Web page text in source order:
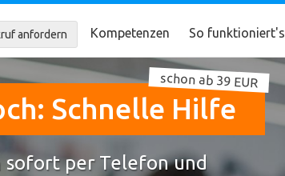
anfordern Kompetenzen So funktioniert's
Schnelle Hilfe
schon ab 39 EUR
per Telefon und